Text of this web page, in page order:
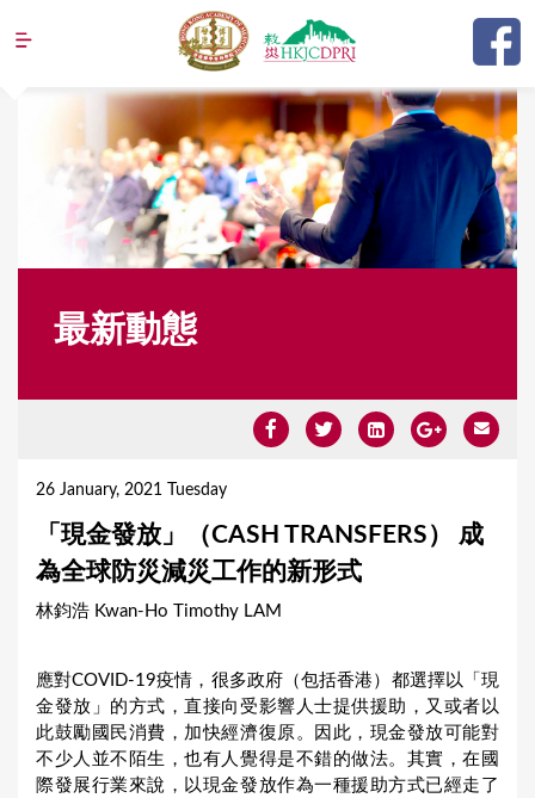
Jump to navigation
最新動態
26 January, 2021 Tuesday
「現金發放」（CASH TRANSFERS） 成
為全球防災減災工作的新形式
林鈞浩 Kwan-Ho Timothy LAM
應對COVID-19疫情，很多政府（包括香港）都選擇以「現
金發放」的方式，直接向受影響人士提供援助，又或者以
此鼓勵國民消費，加快經濟復原。因此，現金發放可能對
不少人並不陌生，也有人覺得是不錯的做法。其實，在國
際發展行業來說，以現金發放作為一種援助方式已經走了